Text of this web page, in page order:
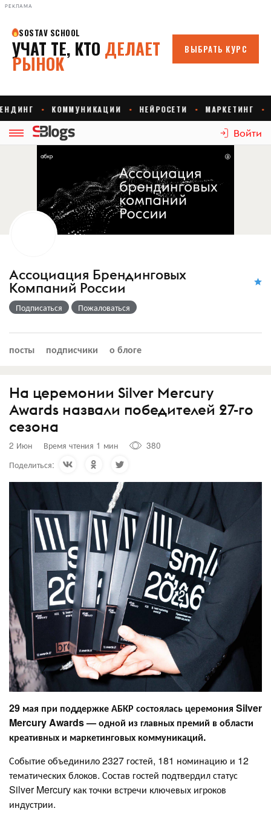
РЕКЛАМА
Войти
Ассоциация Брендинговых
Компаний России
Подписаться Пожаловаться
посты подписчики о блоге
На церемонии Silver Mercury
Awards назвали победителей 27-го
сезона
2 Июн Время чтения 1 мин
380
Поделиться:
29 мая при поддержке АБКР состоялась церемония Silver
Mercury Awards— одной из главных премий в области
креативных и маркетинговых коммуникаций.
Событие объединило 2327 гостей, 181 номинацию и 12
тематических блоков. Состав гостей подтвердил статус
Silver Mercury как точки встречи ключевых игроков
индустрии.